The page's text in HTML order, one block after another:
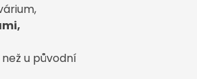
než u původní